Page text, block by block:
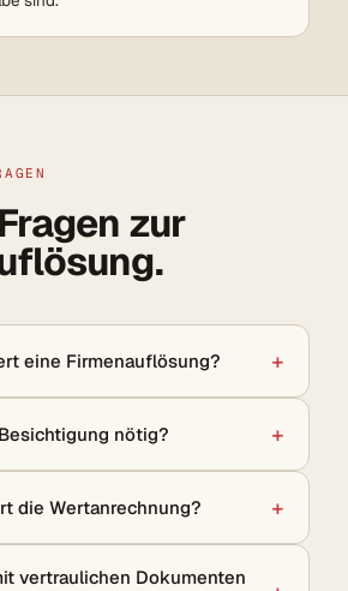
zur
eine Firmenauflösung?
nötig?
die Wertanrechnung?
vertraulichen Dokumenten